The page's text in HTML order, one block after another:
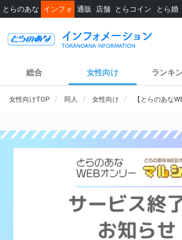
とらのあな インフォ 通販 店舗 とらコイン とら婚
総合 女性向け ランキ
女性向けTOP 同人 女性向け 【とらのあな